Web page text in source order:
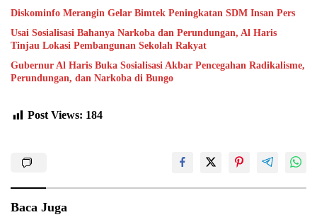
Diskominfo Merangin Gelar Bimtek Peningkatan SDM Insan Pers
Usai Sosialisasi Bahanya Narkoba dan Perundungan, Al Haris
Tinjau Lokasi Pembangunan Sekolah Rakyat
Gubernur Al Haris Buka Sosialisasi Akbar Pencegahan Radikalisme,
Perundungan, dan Narkoba di Bungo
Post Views: 184
Baca Juga